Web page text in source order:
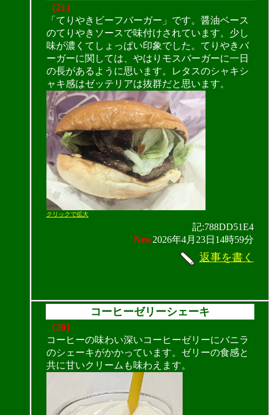
（21）
「てりやきビーフバーガー」です。醤油ベース
のてりやきソースで味付けされています。少し
味が濃くてしょっぱい印象でした。てりやきバ
ーガーに関しては、やはりモスバーガーに一日
の長があるように思います。レタスのシャキシ
ャキ感はゼッテリアは抜群だと思います。
クリックで拡大
記:788DD51E4
New2026年4月23日14時59分
返事を書く
コーヒーゼリーシェーキ
（20）
コーヒーの味わい深いコーヒーゼリーにバニラ
のシェーキがかかっています。ゼリーの食感と
共に甘いクリームも味わえます。